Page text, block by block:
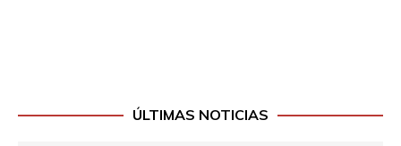
ÚLTIMAS NOTICIAS